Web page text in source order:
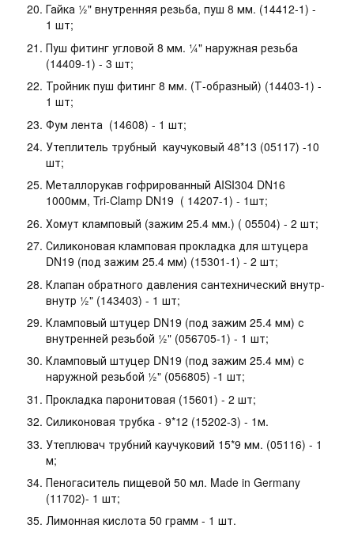
Гайка ½" внутренняя резьба, пуш 8 мм. (14412-1) -
1 шт;
Пуш фитинг угловой 8 мм. ¼" наружная резьба
(14409-1) - 3 шт;
Тройник пуш фитинг 8 мм. (Т-образный) (14403-1) -
1 шт;
Фум лента (14608) - 1 шт;
Утеплитель трубный каучуковый 48*13 (05117) -10
шт;
Металлорукав гофрированный AISI304 DN16
1000мм, Tri-Clamp DN19 ( 14207-1) - 1шт;
Хомут кламповый (зажим 25.4 мм.) ( 05504) - 2 шт;
Силиконовая кламповая прокладка для штуцера
DN19 (под зажим 25.4 мм) (15301-1) - 2 шт;
Клапан обратного давления сантехнический внутр-
внутр ½" (143403) - 1 шт;
Кламповый штуцер DN19 (под зажим 25.4 мм) с
внутренней резьбой ½" (056705-1) - 1 шт;
Кламповый штуцер DN19 (под зажим 25.4 мм) с
наружной резьбой ½" (056805) -1 шт;
Прокладка паронитовая (15601) - 2 шт;
Силиконовая трубка - 9*12 (15202-3) - 1м.
Утеплювач трубний каучуковий 15*9 мм. (05116) - 1
м;
Пеногаситель пищевой 50 мл. Made in Germany
(11702)- 1 шт;
Лимонная кислота 50 грамм - 1 шт.